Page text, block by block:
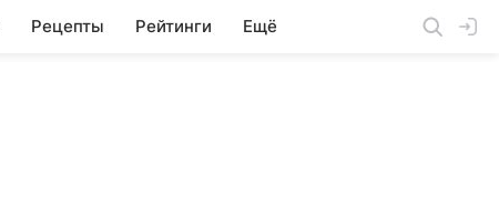
Рецепты Рейтинги Ещё